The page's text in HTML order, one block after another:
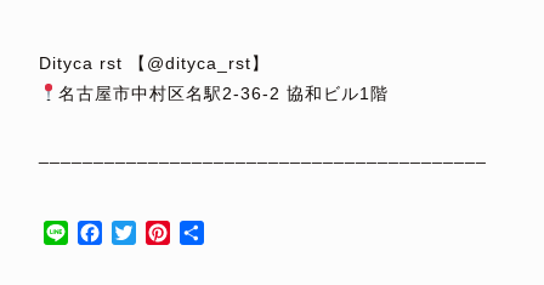
Dityca rst 【@dityca_rst】
名古屋市中村区名駅2-36-2 協和ビル1階
Line Facebook
TwitterPinterest